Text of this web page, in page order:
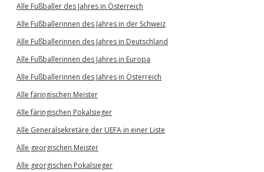
Alle Fußballer des Jahres in Österreich
Alle Fußballerinnen des Jahres in der Schweiz
Alle Fußballerinnen des Jahres in Deutschland
Alle Fußballerinnen des Jahres in Europa
Alle Fußballerinnen des Jahres in Österreich
Alle färingischen Meister
Alle färingischen Pokalsieger
Alle Generalsekretäre der UEFA in einer Liste
Alle georgischen Meister
Alle georgischen Pokalsieger